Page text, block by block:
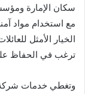
سكان الإمارة
مع استخدام مواد
الخيار الأمثل
ترغب في الحفاظ
وتغطي خدمات